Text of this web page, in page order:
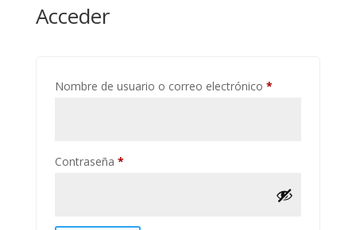
Acceder
Nombre de usuario o correo electrónico *Obligatorio
Contraseña *Obligatorio